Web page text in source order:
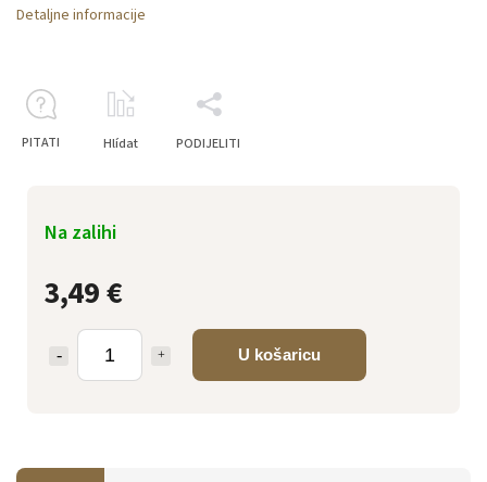
3,49 €
U košaricu
Na zalihi
Detaljne informacije
PITATI Hlídat PODIJELITI